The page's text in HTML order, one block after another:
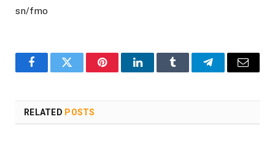
sn/fmo
FacebookTwitter PinterestLinkedInTumblr TelegramEmail
RELATED POSTS